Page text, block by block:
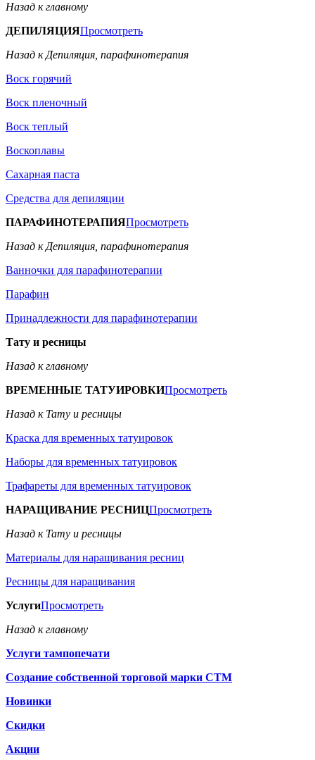
Назад к главному
ДЕПИЛЯЦИЯПросмотреть
Назад к Депиляция, парафинотерапия
Воск горячий
Воск пленочный
Воск теплый
Воскоплавы
Сахарная паста
Средства для депиляции
ПАРАФИНОТЕРАПИЯПросмотреть
Назад к Депиляция, парафинотерапия
Ванночки для парафинотерапии
Парафин
Принадлежности для парафинотерапии
Тату и ресницы
Назад к главному
ВРЕМЕННЫЕ ТАТУИРОВКИПросмотреть
Назад к Тату и ресницы
Краска для временных татуировок
Наборы для временных татуировок
Трафареты для временных татуировок
НАРАЩИВАНИЕ РЕСНИЦПросмотреть
Назад к Тату и ресницы
Материалы для наращивания ресниц
Ресницы для наращивания
УслугиПросмотреть
Назад к главному
Услуги тампопечати
Создание собственной торговой марки СТМ
Новинки
Скидки
Акции